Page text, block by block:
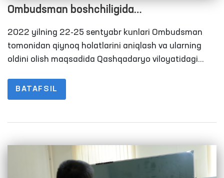
Ombudsman boshchiligida
Qashqadaryodagi yopiq muassasalardagi
sharoitlar o‘rganildi
2022 yilning 22-25 sentyabr kunlari Ombudsman
tomonidan qiynoq holatlarini aniqlash va ularning
oldini olish maqsadida Qashqadaryo viloyatidagi
saqlanadigan muassasalarga milliy preventiv
mexanizm doirasida monitoring tashrifi amalga
BATAFSIL